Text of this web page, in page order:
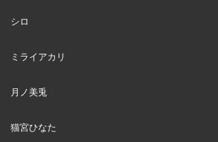
シロ
ミライアカリ
月ノ美兎
猫宮ひなた